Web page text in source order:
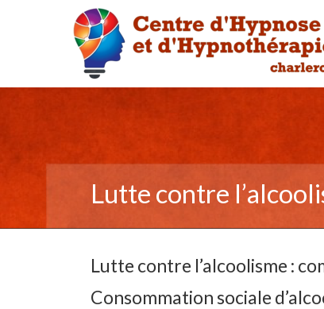
Lutte contre
Lutte contre l’alcoolisme :
Consommation sociale